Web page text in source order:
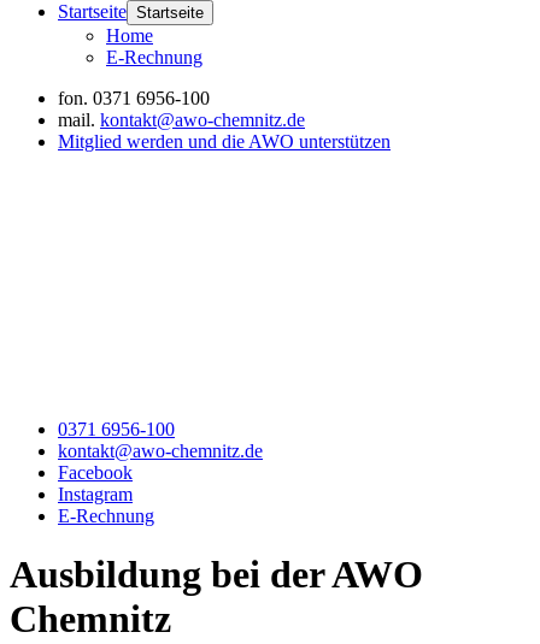
Startseite Startseite
Home
E-Rechnung
fon. 0371 6956-100
mail. kontakt@awo-chemnitz.de
Mitglied werden und die AWO unterstützen
0371 6956-100
kontakt@awo-chemnitz.de
Facebook
Instagram
E-Rechnung
Ausbildung bei der AWO
Chemnitz